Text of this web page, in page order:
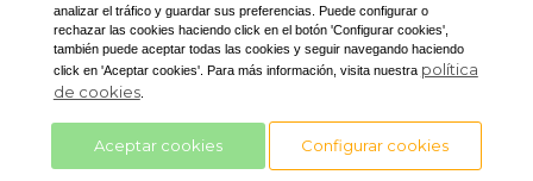
analizar el tráfico y guardar sus preferencias. Puede configurar o
rechazar las cookies haciendo click en el botón 'Configurar cookies',
también puede aceptar todas las cookies y seguir navegando haciendo
click en 'Aceptar cookies'. Para más información, visita nuestra política
de cookies.
Aceptar cookies Configurar cookies